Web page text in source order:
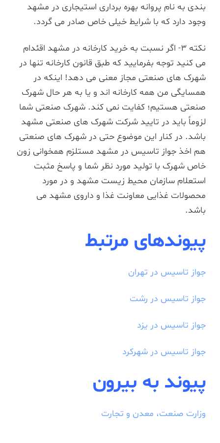
بندی به نام پروانه بهره برداری استیجاری در مشهد
وجود دارد که با شرایط خیلی خاص صادر می گردد.
نکته 3- اگر نسبت به خرید کارخانه در مشهد اقئدام
می کنید توجه بفرمایید که طبق قانون کارخانه تنها در
شهرک های صنعتی مجاز معنی می دهد! اینکه در
همسایگی من همه کارخانه اند و یا به هر حال شهرک
صنعتی هستیم؛ کفایت نمی کند. شهرک صنعتی شما
لزوماً باید در تایید شرکت شهرک های صنعتی مشهد
باشد. در کنار این موضوع حتی در شهرک های صنعتی
هم اخذ جواز تاسیس در مشهد مستلزم همخوانی زون
خاص شهرک با تولید مورد نظر شما و پاسخ مثبت
استعلام سازمان محیط زیست مشهد و در مورد
محصولات غذایی معاونت غذا و داروی مشهد می
باشد.
پیوندهای مرتبط
جواز تاسیس در تهران
جواز تاسیس در رشت
جواز تاسیس در یزد
جواز تاسیس در شهرکرد
پیوند به بیرون
وزارت صنعت، معدن و تجارت